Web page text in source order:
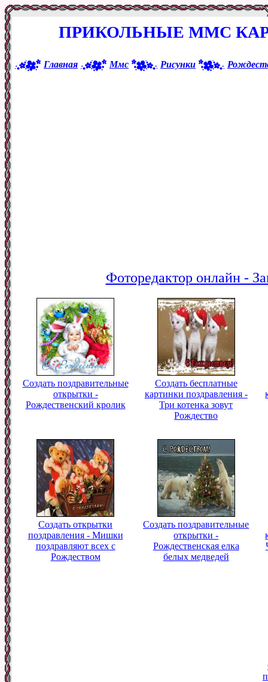
ПРИКОЛЬНЫЕ ММС
Главная Ммс Рисунки
Фоторедактор онлайн -
Создать поздравительные
открытки -
Рождественский кролик
Создать бесплатные
картинки поздравления -
Три котенка зовут
Рождество
Создать открытки
поздравления - Мишки
поздравляют всех с
Рождеством
Создать поздравительные
открытки -
Рождественская елка
белых медведей